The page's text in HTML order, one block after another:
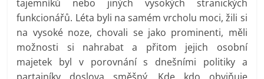
tajemníků nebo jiných vysokých stranických
funkcionářů. Léta byli na samém vrcholu moci, žili si
na vysoké noze, chovali se jako prominenti, měli
možnosti si nahrabat a přitom jejich osobní
majetek byl v porovnání s dnešními politiky a